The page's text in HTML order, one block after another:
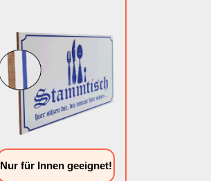
Nur für Innen geeignet!